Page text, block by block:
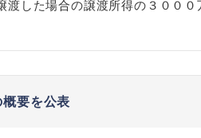
した場合の譲渡所得の３０００
要を公表